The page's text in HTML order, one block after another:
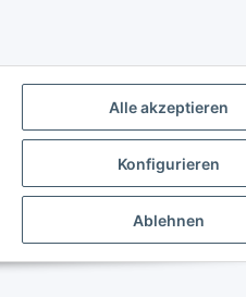
Alle akzeptieren
Konfigurieren
Ablehnen